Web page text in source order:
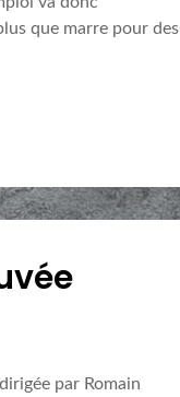
que marre pour des
par Romain